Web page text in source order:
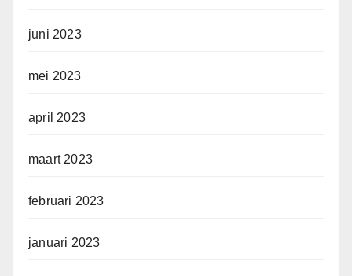
juni 2023
mei 2023
april 2023
maart 2023
februari 2023
januari 2023